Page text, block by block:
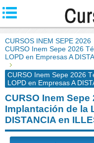
CURSOS INEM SEPE 2026
CURSO Inem Sepe 2026
LOPD en Empresas A
CURSO Inem Sepe 2026
LOPD en Empresas A
CURSO Inem
Implantación de la
DISTANCIA en